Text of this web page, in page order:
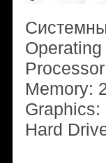
Memory:
Graphics:
Hard